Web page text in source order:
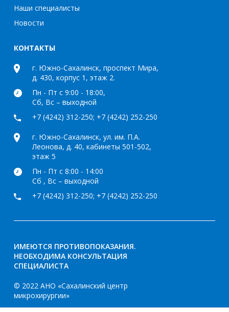
© 2022 АНО «Сахалинский центр
микрохирургии»
ИМЕЮТСЯ ПРОТИВОПОКАЗАНИЯ.
НЕОБХОДИМА КОНСУЛЬТАЦИЯ
СПЕЦИАЛИСТА
Наши специалисты
Новости
КОНТАКТЫ
+7 (4242) 312-250; +7 (4242) 252-250
Пн - Пт с 9:00 - 18:00,
Сб, Вс – выходной
г. Южно-Сахалинск, проспект Мира,
д. 430, корпус 1, этаж 2.
+7 (4242) 312-250; +7 (4242) 252-250
Пн - Пт с 8:00 - 14:00
Сб , Вс – выходной
г. Южно-Сахалинск, ул. им. П.А.
Леонова, д. 40, кабинеты 501-502,
этаж 5